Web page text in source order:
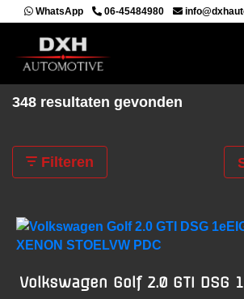
WhatsApp 06-45484980
348 resultaten gevonden
Filteren
Volkswagen Golf 2.0 GTI DSG